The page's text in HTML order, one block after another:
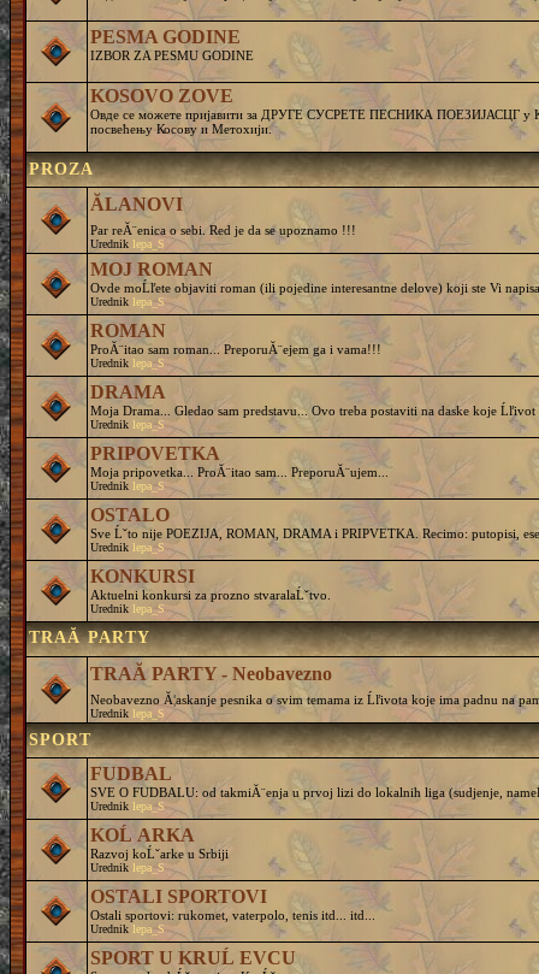
PESMA GODINE
IZBOR ZA PESMU GODINE
KOSOVO ZOVE
Овде се можете пријавити за ДРУГЕ СУСРЕТЕ ПЕСНИКА ПОЕЗИЈАСЦГ у
посвећењу Косову и Метохији.
PROZA
ĂLANOVI
Par reĂ¨enica o sebi. Red je da se upoznamo !!!
Urednik lepa_S
MOJ ROMAN
Ovde moĹľete objaviti roman (ili pojedine interesantne delove) koji ste Vi
Urednik lepa_S
ROMAN
ProĂ¨itao sam roman... PreporuĂ¨ejem ga i vama!!!
Urednik lepa_S
DRAMA
Moja Drama... Gledao sam predstavu... Ovo treba postaviti na daske koje Ĺľivot
Urednik lepa_S
PRIPOVETKA
Moja pripovetka... ProĂ¨itao sam... PreporuĂ¨ujem...
Urednik lepa_S
OSTALO
Sve Ĺˇto nije POEZIJA, ROMAN, DRAMA i PRIPVETKA. Recimo: putopisi,
Urednik lepa_S
KONKURSI
Aktuelni konkursi za prozno stvaralaĹˇtvo.
Urednik lepa_S
TRAĂ PARTY
TRAĂ PARTY - Neobavezno
Neobavezno Ă¦askanje pesnika o svim temama iz Ĺľivota koje ima padnu na
Urednik lepa_S
SPORT
FUDBAL
SVE O FUDBALU: od takmiĂ¨enja u prvoj lizi do lokalnih liga (sudjenje,
Urednik lepa_S
KOĹ ARKA
Razvoj koĹˇarke u Srbiji
Urednik lepa_S
OSTALI SPORTOVI
Ostali sportovi: rukomet, vaterpolo, tenis itd... itd...
Urednik lepa_S
SPORT U KRUĹ EVCU